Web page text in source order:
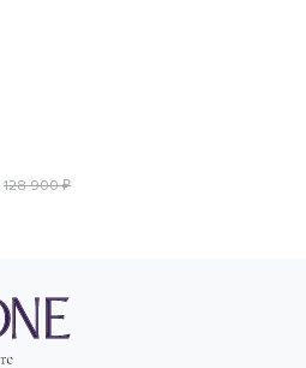
128 900 ₽